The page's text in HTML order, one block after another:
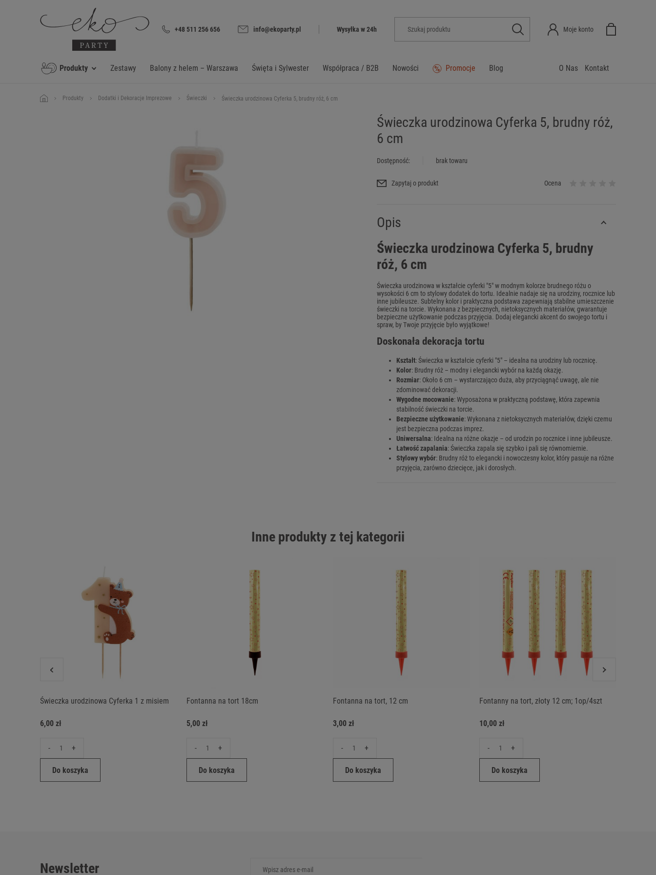
+48 511 256 656 info@ekoparty.pl Wysyłka w 24h Moje konto
Produkty Zestawy Balony z helem – Warszawa Święta i Sylwester Współpraca / B2B Nowości Promocje Blog Kontakt
O Nas
Produkty Dodatki i Dekoracje Imprezowe Świeczki Świeczka urodzinowa Cyferka 5, brudny róż, 6 cm
Świeczka urodzinowa Cyferka 5, brudny róż,
6 cm
Dostępność: brak towaru
Zapytaj o produkt Ocena
Opis
Świeczka urodzinowa Cyferka 5, brudny
róż, 6 cm
Świeczka urodzinowa w kształcie cyferki "5" w modnym kolorze brudnego różu o
wysokości 6 cm to stylowy dodatek do tortu. Idealnie nadaje się na urodziny, rocznice lub
inne jubileusze. Subtelny kolor i praktyczna podstawa zapewniają stabilne umieszczenie
świeczki na torcie. Wykonana z bezpiecznych, nietoksycznych materiałów, gwarantuje
bezpieczne użytkowanie podczas przyjęcia. Dodaj elegancki akcent do swojego tortu i
spraw, by Twoje przyjęcie było wyjątkowe!
Doskonała dekoracja tortu
Kształt: Świeczka w kształcie cyferki "5" – idealna na urodziny lub rocznicę.
Kolor: Brudny róż – modny i elegancki wybór na każdą okazję.
Rozmiar: Około 6 cm – wystarczająco duża, aby przyciągnąć uwagę, ale nie
zdominować dekoracji.
Wygodne mocowanie: Wyposażona w praktyczną podstawę, która zapewnia
stabilność świeczki na torcie.
Bezpieczne użytkowanie: Wykonana z nietoksycznych materiałów, dzięki czemu
jest bezpieczna podczas imprez.
Uniwersalna: Idealna na różne okazje – od urodzin po rocznice i inne jubileusze.
Łatwość zapalania: Świeczka zapala się szybko i pali się równomiernie.
Stylowy wybór: Brudny róż to elegancki i nowoczesny kolor, który pasuje na różne
przyjęcia, zarówno dziecięce, jak i dorosłych.
Inne produkty z tej kategorii
Świeczka urodzinowa Cyferka 1 z misiem
6,00 zł
- +
Do koszyka
Fontanna na tort 18cm
5,00 zł
- +
Do koszyka
Fontanna na tort, 12 cm
3,00 zł
- +
Do koszyka
Fontanny na tort, złoty 12 cm; 1op/4szt
10,00 zł
- +
Do koszyka
Newsletter